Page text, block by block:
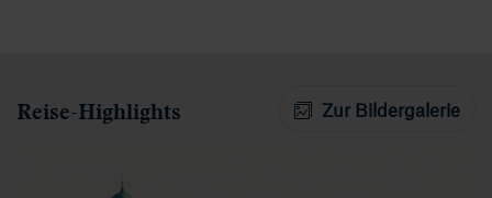
Zur Bildergalerie
Reise-Highlights